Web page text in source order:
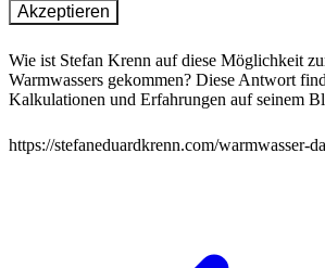
Akzeptieren
Wie ist Stefan Krenn auf diese Möglichkeit
Warmwassers gekommen? Diese Antwort
Kalkulationen und Erfahrungen auf seinem
https://stefaneduardkrenn.com/warmwasser-